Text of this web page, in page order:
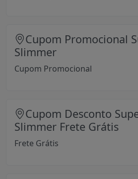
Cupom Promocional
Slimmer
Cupom Promocional
Cupom Desconto
Slimmer Frete Grátis
Frete Grátis